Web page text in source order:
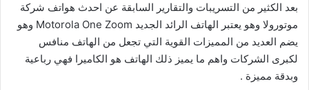
بعد الكثير من التسريبات والتقارير السابقة عن احدث هواتف شركة
موتورولا وهو يعتبر الهاتف الرائد الجديد Motorola One Zoom وهو
يضم العديد من المميزات القوية التي تجعل من الهاتف منافس
لكبرى الشركات واهم ما يميز ذلك الهاتف هو الكاميرا فهي رباعية
وبدقة مميزة .